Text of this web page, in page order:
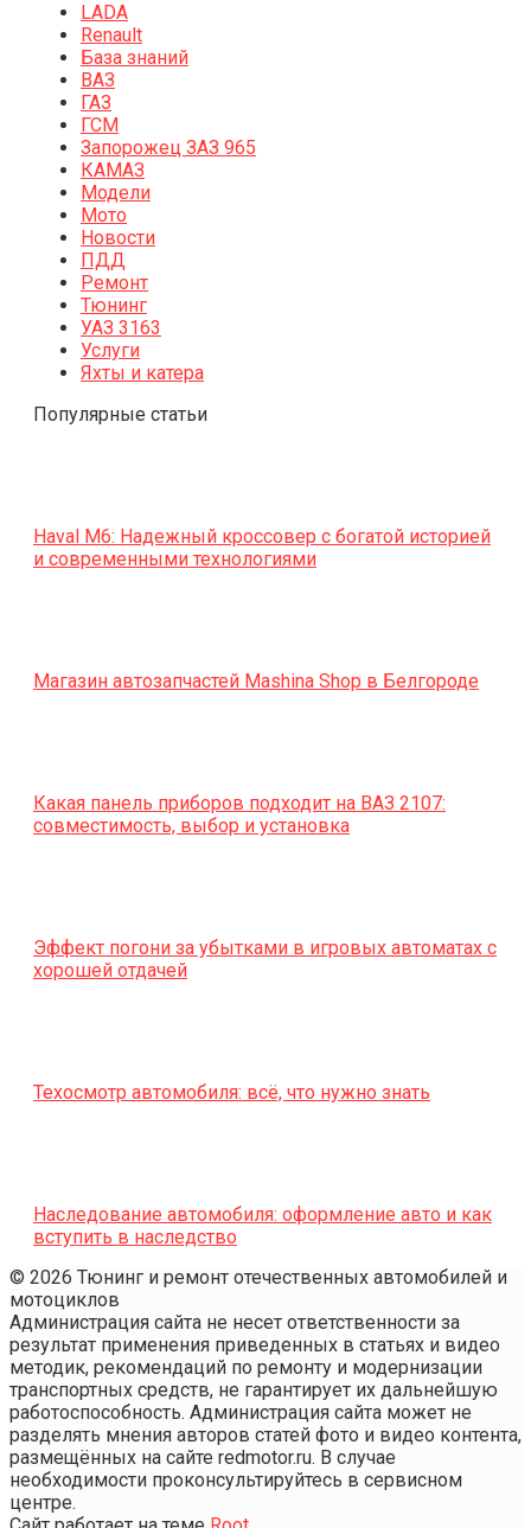
LADA
Renault
База знаний
ВАЗ
ГАЗ
ГСМ
Запорожец ЗАЗ 965
КАМАЗ
Модели
Мото
Новости
ПДД
Ремонт
Тюнинг
УАЗ 3163
Услуги
Яхты и катера
Популярные статьи
Haval M6: Надежный кроссовер с богатой историей
и современными технологиями
Магазин автозапчастей Mashina Shop в Белгороде
Какая панель приборов подходит на ВАЗ 2107:
совместимость, выбор и установка
Эффект погони за убытками в игровых автоматах с
хорошей отдачей
Техосмотр автомобиля: всё, что нужно знать
Наследование автомобиля: оформление авто и как
вступить в наследство
© 2026 Тюнинг и ремонт отечественных автомобилей и
мотоциклов
Администрация сайта не несет ответственности за
результат применения приведенных в статьях и видео
методик, рекомендаций по ремонту и модернизации
транспортных средств, не гарантирует их дальнейшую
работоспособность. Администрация сайта может не
разделять мнения авторов статей фото и видео контента,
размещённых на сайте redmotor.ru. В случае
необходимости проконсультируйтесь в сервисном
центре.